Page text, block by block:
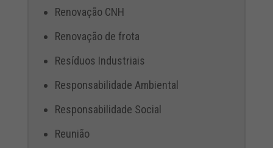
Renovação CNH
Renovação de frota
Resíduos Industriais
Responsabilidade Ambiental
Responsabilidade Social
Reunião